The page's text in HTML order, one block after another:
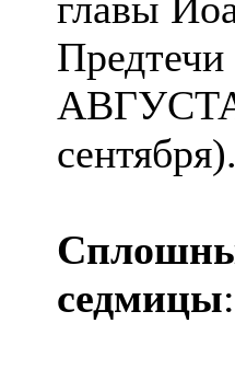
сентября).
седмицы: